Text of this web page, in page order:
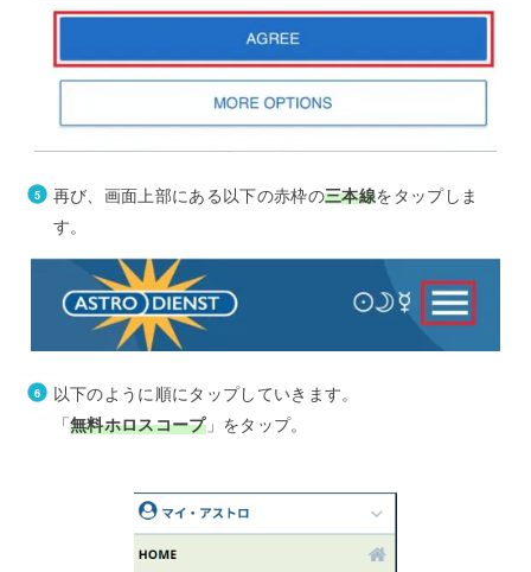
再び、画面上部にある以下の赤枠の三本線をタップしま
す。
以下のように順にタップしていきます。
「無料ホロスコープ」をタップ。